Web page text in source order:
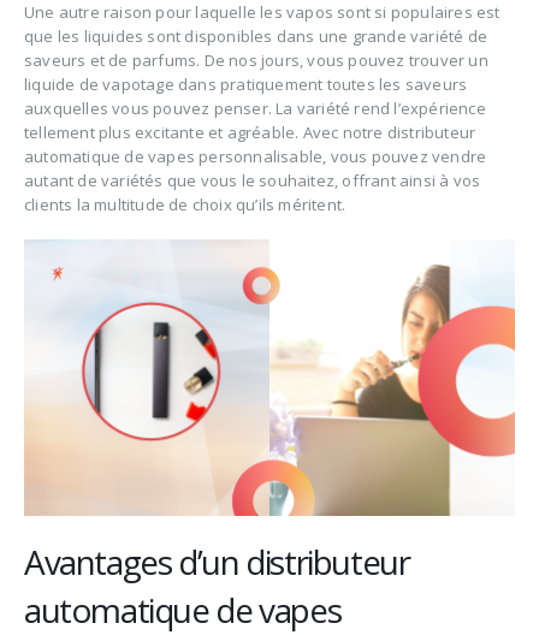
Une autre raison pour laquelle les vapos sont si populaires est
que les liquides sont disponibles dans une grande variété de
saveurs et de parfums. De nos jours, vous pouvez trouver un
liquide de vapotage dans pratiquement toutes les saveurs
auxquelles vous pouvez penser. La variété rend l’expérience
tellement plus excitante et agréable. Avec notre distributeur
automatique de vapes personnalisable, vous pouvez vendre
autant de variétés que vous le souhaitez, offrant ainsi à vos
clients la multitude de choix qu’ils méritent.
Avantages d’un distributeur
automatique de vapes